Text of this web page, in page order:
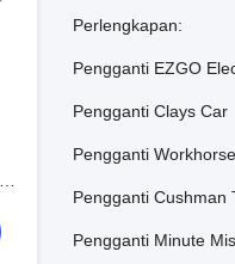
Perlengkapan:
Pengganti EZGO
Pengganti Clays Car
Pengganti
Pengganti Cushman
Pengganti Minute